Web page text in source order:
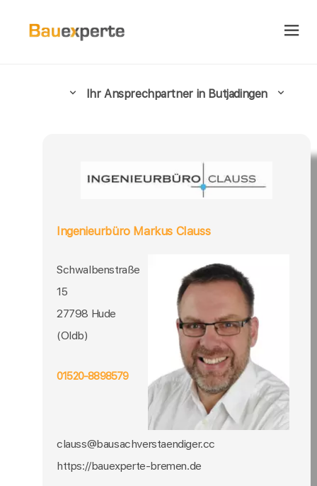
Ihr Ansprechpartner in Butjadingen
Ingenieurbüro Markus Clauss
Schwalbenstraße
15
27798 Hude
(Oldb)
01520-8898579
clauss@bausachverstaendiger.cc
https://bauexperte-bremen.de